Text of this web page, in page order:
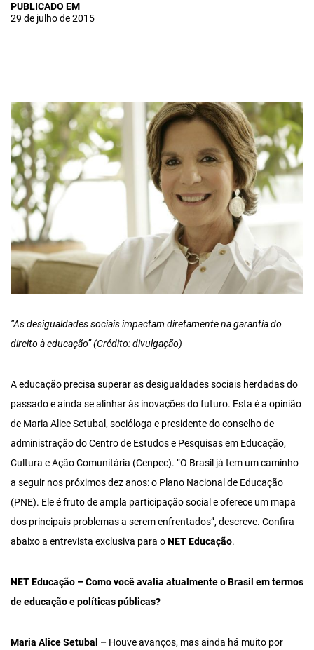
PUBLICADO EM
29 de julho de 2015
“As desigualdades sociais impactam diretamente na garantia do
direitoà educação” (Crédito: divulgação)
A educação precisa superar as desigualdades sociais herdadas do
passado e ainda se alinhar às inovações do futuro. Esta é a opinião
de Maria Alice Setubal, socióloga e presidente do conselho de
administração do Centro de Estudos e Pesquisas em Educação,
Cultura e Ação Comunitária (Cenpec). “O Brasil já tem um caminho
a seguir nos próximos dez anos: o Plano Nacional de Educação
(PNE). Ele é fruto de ampla participação social e oferece um mapa
dos principais problemas a serem enfrentados”, descreve. Confira
abaixo a entrevista exclusiva para oNET Educação.
NET Educação – Como você avalia atualmente o Brasil em termos
de educação e políticas públicas?
Maria Alice Setubal – Houve avanços, mas ainda há muito por